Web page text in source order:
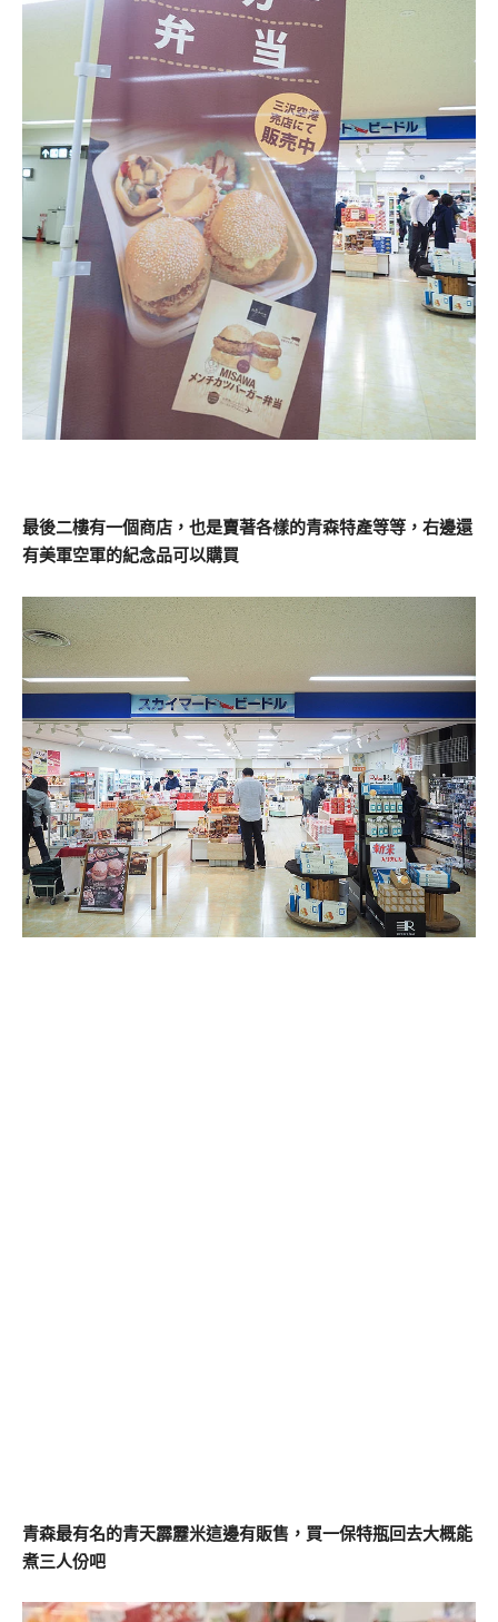
最後二樓有一個商店，也是賣著各樣的青森特產等等，右邊還
有美軍空軍的紀念品可以購買
青森最有名的青天霹靂米這邊有販售，買一保特瓶回去大概能
煮三人份吧